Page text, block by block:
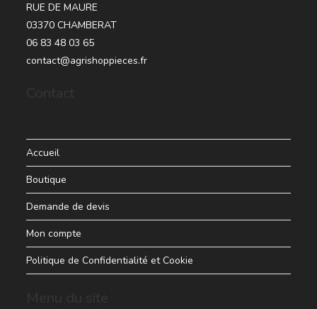
RUE DE MAURE
03370 CHAMBERAT
06 83 48 03 65
contact@agrishoppieces.fr
Accueil
Boutique
Demande de devis
Mon compte
Politique de Confidentialité et Cookie